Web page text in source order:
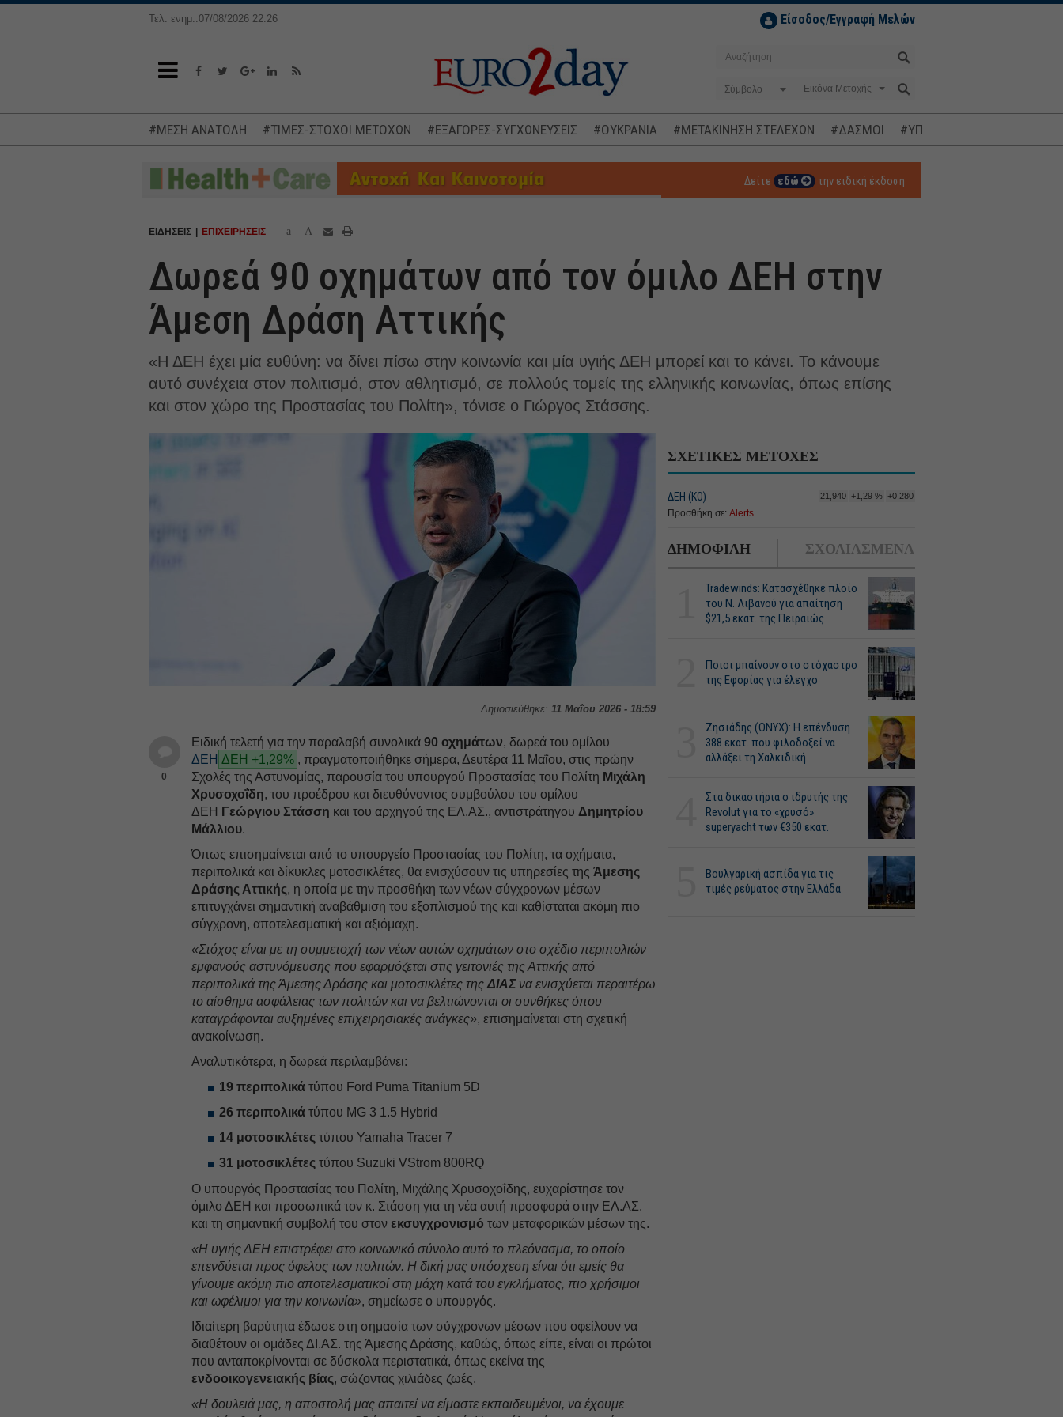
Τελ. ενημ.:07/08/2026 22:26 Είσοδος/Εγγραφή Μελών
Σύμβολο
#ΜΕΣΗ ΑΝΑΤΟΛΗ #ΤΙΜΕΣ-ΣΤΟΧΟΙ ΜΕΤΟΧΩΝ #ΕΞΑΓΟΡΕΣ-ΣΥΓΧΩΝΕΥΣΕΙΣ #ΟΥΚΡΑΝΙΑ #ΜΕΤΑΚΙΝΗΣΗ ΣΤΕΛΕΧΩΝ #ΔΑΣΜΟΙ #ΥΠΟΚΛΟΠΕΣ
Δείτε εδώ την ειδική έκδοση
ΕΙΔΗΣΕΙΣ ΕΠΙΧΕΙΡΗΣΕΙΣ a A
Δωρεά 90 οχημάτων από τον όμιλο ΔΕΗ στην
Άμεση Δράση Αττικής
«Η ΔΕΗ έχει μία ευθύνη: να δίνει πίσω στην κοινωνία και μία υγιής ΔΕH μπορεί και το κάνει. Το κάνουμε
αυτό συνέχεια στον πολιτισμό, στον αθλητισμό, σε πολλούς τομείς της ελληνικής κοινωνίας, όπως επίσης
και στον χώρο της Προστασίας του Πολίτη», τόνισε ο Γιώργος Στάσσης.
Δημοσιεύθηκε: 11 Μαΐου 2026 - 18:59
0
Ειδική τελετή για την παραλαβή συνολικά90 οχημάτων, δωρεά του ομίλου
ΔΕΗ ΔΕΗ +1,29% , πραγματοποιήθηκε σήμερα, Δευτέρα 11 Μαΐου, στις πρώην
Σχολές της Αστυνομίας, παρουσία του υπουργού Προστασίας του Πολίτη Μιχάλη
Χρυσοχοΐδη, του προέδρου και διευθύνοντος συμβούλου του ομίλου
ΔΕH Γεώργιου Στάσση και του αρχηγού της ΕΛ.ΑΣ., αντιστράτηγουΔημητρίου
Μάλλιου.
Όπως επισημαίνεται από το υπουργείο Προστασίας του Πολίτη, τα οχήματα,
περιπολικά και δίκυκλες μοτοσικλέτες, θα ενισχύσουν τις υπηρεσίες τηςΆμεσης
Δράσης Αττικής, η οποία με την προσθήκη των νέων σύγχρονων μέσων
επιτυγχάνει σημαντική αναβάθμιση του εξοπλισμού της και καθίσταται ακόμη πιο
σύγχρονη, αποτελεσματική και αξιόμαχη.
«Στόχος είναι με τη συμμετοχή των νέων αυτών οχημάτων στο σχέδιο περιπολιών
εμφανούς αστυνόμευσης που εφαρμόζεται στις γειτονιές της Αττικής από
περιπολικά της Άμεσης Δράσης και μοτοσικλέτες τηςΔΙΑΣνα ενισχύεται περαιτέρω
το αίσθημα ασφάλειας των πολιτών και να βελτιώνονται οι συνθήκες όπου
καταγράφονται αυξημένες επιχειρησιακές ανάγκες», επισημαίνεται στη σχετική
ανακοίνωση.
Αναλυτικότερα, η δωρεά περιλαμβάνει:
19 περιπολικά τύπου Ford Puma Titanium 5D
26 περιπολικά τύπου MG 3 1.5 Hybrid
14 μοτοσικλέτες τύπου Yamaha Tracer 7
31 μοτοσικλέτες τύπου Suzuki VStrom 800RQ
Ο υπουργός Προστασίας του Πολίτη, Μιχάλης Χρυσοχοΐδης, ευχαρίστησε τον
όμιλο ΔΕH και προσωπικά τον κ. Στάσση για τη νέα αυτή προσφορά στην ΕΛ.ΑΣ.
και τη σημαντική συμβολή του στονεκσυγχρονισμό των μεταφορικών μέσων της.
«Η υγιής ΔΕH επιστρέφει στο κοινωνικό σύνολο αυτό το πλεόνασμα, το οποίο
επενδύεται προς όφελος των πολιτών. Η δική μας υπόσχεση είναι ότι εμείς θα
γίνουμε ακόμη πιο αποτελεσματικοί στη μάχη κατά του εγκλήματος, πιο χρήσιμοι
και ωφέλιμοι για την κοινωνία», σημείωσε ο υπουργός.
Ιδιαίτερη βαρύτητα έδωσε στη σημασία των σύγχρονων μέσων που οφείλουν να
διαθέτουν οι ομάδες ΔΙ.ΑΣ. της Άμεσης Δράσης, καθώς, όπως είπε, είναι οι πρώτοι
που ανταποκρίνονται σε δύσκολα περιστατικά, όπως εκείνα της
ενδοοικογενειακής βίας, σώζοντας χιλιάδες ζωές.
«Η δουλειά μας, η αποστολή μας απαιτεί να είμαστε εκπαιδευμένοι, να έχουμε
ΣΧΕΤΙΚΕΣ ΜΕΤΟΧΕΣ
ΔΕΗ (ΚΟ) 21,940 +1,29 % +0,280
Προσθήκη σε: Alerts
ΔΗΜΟΦΙΛΗ ΣΧΟΛΙΑΣΜΕΝΑ
Tradewinds: Κατασχέθηκε πλοίο
του Ν. Λιβανού για απαίτηση
$21,5 εκατ. της Πειραιώς
Ποιοι μπαίνουν στο στόχαστρο
της Εφορίας για έλεγχο
Ζησιάδης (ONYX): Η επένδυση
388 εκατ. που φιλοδοξεί να
αλλάξει τη Χαλκιδική
Στα δικαστήρια ο ιδρυτής της
Revolut για το «χρυσό»
superyacht των €350 εκατ.
Βουλγαρική ασπίδα για τις
τιμές ρεύματος στην Ελλάδα